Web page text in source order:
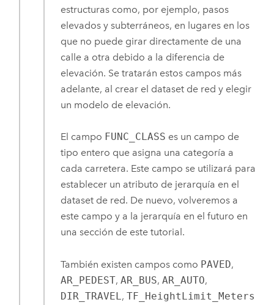
estructuras como, por ejemplo, pasos
elevados y subterráneos, en lugares en los
que no puede girar directamente de una
calle a otra debido a la diferencia de
elevación. Se tratarán estos campos más
adelante, al crear el dataset de red y elegir
un modelo de elevación.
El campo FUNC_CLASS es un campo de
tipo entero que asigna una categoría a
cada carretera. Este campo se utilizará para
establecer un atributo de jerarquía en el
dataset de red. De nuevo, volveremos a
este campo y a la jerarquía en el futuro en
una sección de este tutorial.
También existen campos como PAVED,
AR_PEDEST,AR_BUS,AR_AUTO,
DIR_TRAVEL ,TF_HeightLimit_Meters